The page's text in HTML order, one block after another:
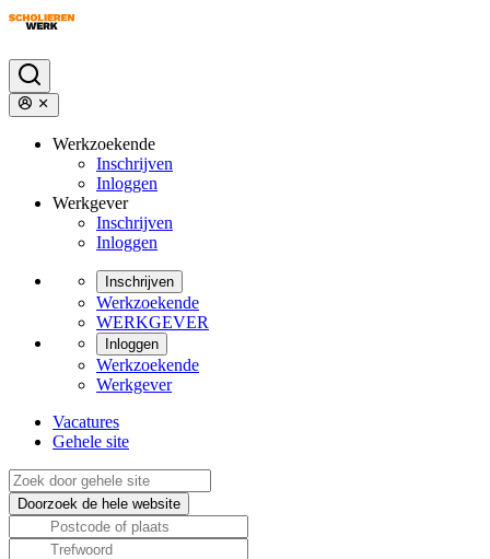
Werkzoekende
Inschrijven
Inloggen
Werkgever
Inschrijven
Inloggen
Inschrijven
Werkzoekende
WERKGEVER
Inloggen
Werkzoekende
Werkgever
Vacatures
Gehele site